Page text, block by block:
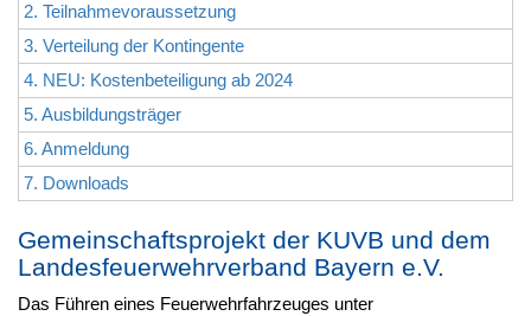
2. Teilnahmevoraussetzung
3. Verteilung der Kontingente
4. NEU: Kostenbeteiligung ab 2024
5. Ausbildungsträger
6. Anmeldung
7. Downloads
Gemeinschaftsprojekt der KUVB und dem
Landesfeuerwehrverband Bayern e.V.
Das Führen eines Feuerwehrfahrzeuges unter